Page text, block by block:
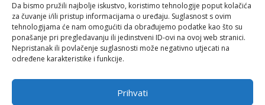
Da bismo pružili najbolje iskustvo, koristimo tehnologije poput kolačića
za čuvanje i/ili pristup informacijama o uređaju. Suglasnost s ovim
tehnologijama će nam omogućiti da obrađujemo podatke kao što su
ponašanje pri pregledavanju ili jedinstveni ID-ovi na ovoj web stranici.
Nepristanak ili povlačenje suglasnosti može negativno utjecati na
određene karakteristike i funkcije.
Prihvati
Email: rimeteoATyahoo.com
Politika privatnosti